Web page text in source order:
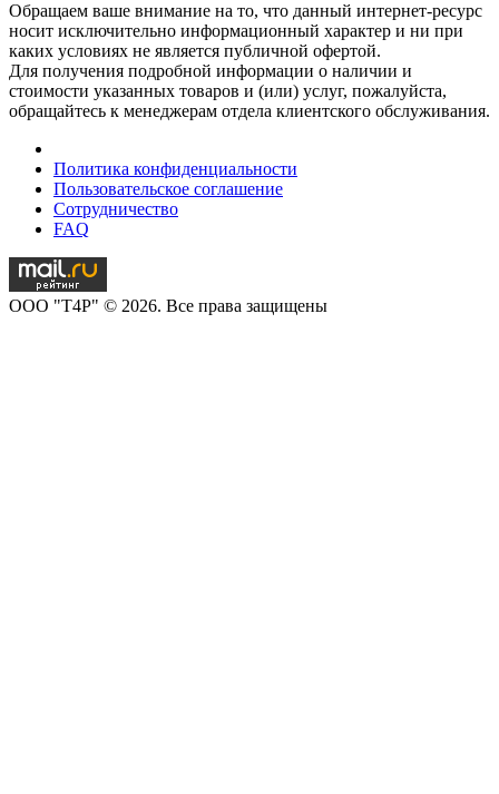
Обращаем ваше внимание на то, что данный интернет-ресурс
носит исключительно информационный характер и ни при
каких условиях не является публичной офертой.
Для получения подробной информации о наличии и
стоимости указанных товаров и (или) услуг, пожалуйста,
обращайтесь к менеджерам отдела клиентского обслуживания.
Политика конфиденциальности
Пользовательское соглашение
Сотрудничество
FAQ
OOO "T4P" © 2026. Все права защищены